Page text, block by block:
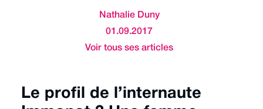
Nathalie Duny
01.09.2017
Voir tous ses articles
Le profil de l’internaute